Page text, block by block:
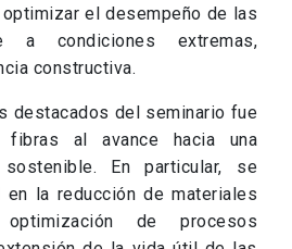
el desempeño de las
a condiciones extremas,
constructiva.
destacados del seminario fue
al avance hacia una
En particular, se
la reducción de materiales
de procesos